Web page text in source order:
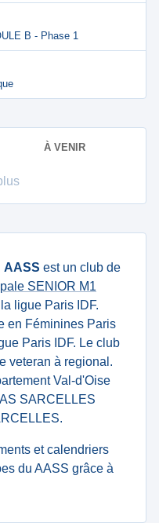
B - Phase 1
À VENIR
AASS est un club de
SENIOR M1
ligue Paris IDF.
en Féminines Paris
Paris IDF. Le club
veteran à regional.
Val-d'Oise
SARCELLES
et calendriers
du AASS grâce à